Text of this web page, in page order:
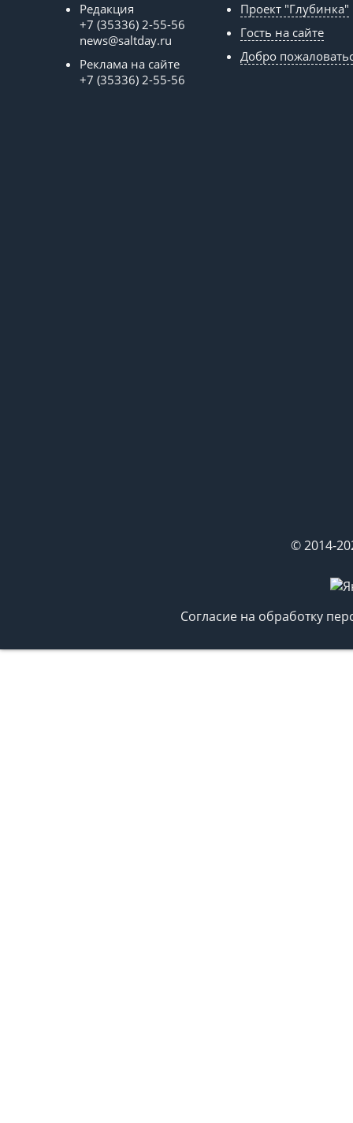
Редакция
+7 (35336) 2-55-56
news@saltday.ru
Реклама на сайте
+7 (35336) 2-55-56
Проект "Глубинка"
Гость на сайте
Добро
© 2014-
Согласие на обработку